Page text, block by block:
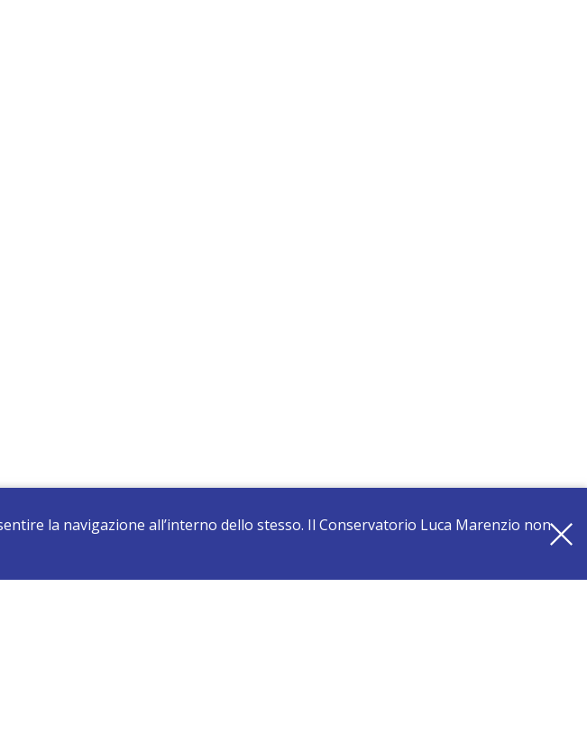
la navigazione all’interno dello stesso. Il Conservatorio Luca Marenzio non